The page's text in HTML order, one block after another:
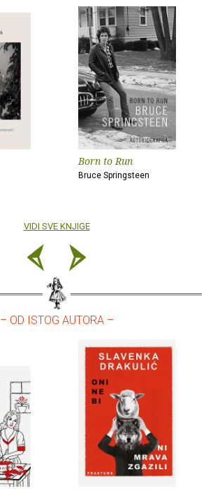
Born to Run
Bruce Springsteen
VIDI SVE KNJIGE
– OD ISTOG AUTORA –